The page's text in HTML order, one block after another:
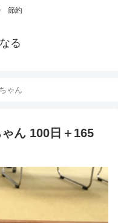
節約
る
ゃん
ん 100日＋165